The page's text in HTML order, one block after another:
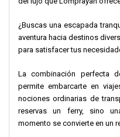
¿Buscas una escapada
aventura hacia destinos
para satisfacer tus
La combinación perfecta
permite embarcarte en
nociones ordinarias de
reservas un ferry, sino
momento se convierte en un